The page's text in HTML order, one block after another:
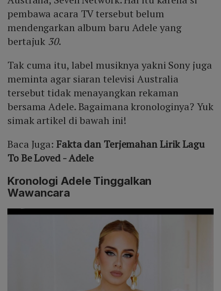
pembawa acara TV tersebut belum
mendengarkan album baru Adele yang
bertajuk 30.
Tak cuma itu, label musiknya yakni Sony juga
meminta agar siaran televisi Australia
tersebut tidak menayangkan rekaman
bersama Adele. Bagaimana kronologinya? Yuk
simak artikel di bawah ini!
Baca Juga: Fakta dan Terjemahan Lirik Lagu
To Be Loved - Adele
Kronologi Adele Tinggalkan
Wawancara